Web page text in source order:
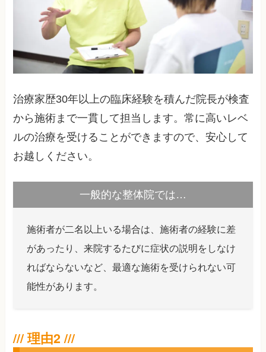
治療家歴30年以上の臨床経験を積んだ院長が検査
から施術まで一貫して担当します。常に高いレベ
ルの治療を受けることができますので、安心して
お越しください。
一般的な整体院では…
施術者が二名以上いる場合は、施術者の経験に差
があったり、来院するたびに症状の説明をしなけ
ればならないなど、最適な施術を受けられない可
能性があります。